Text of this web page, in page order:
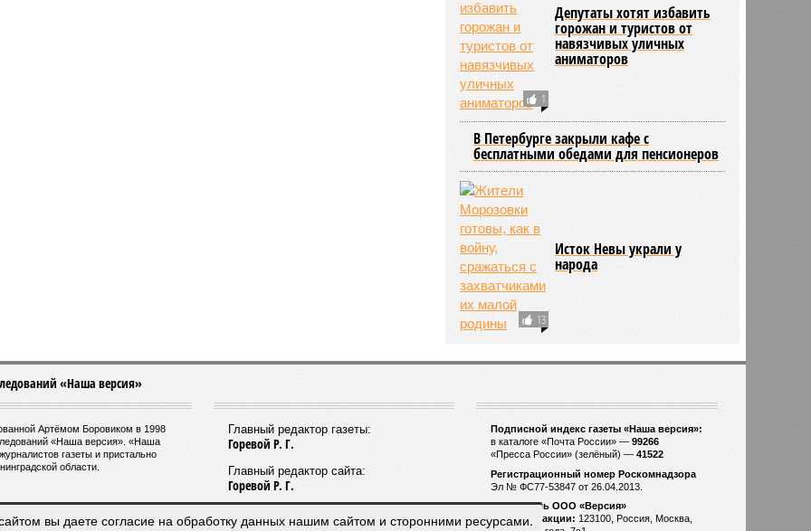
в городскую транспортную сеть. Это предполагает
единой системы тарифов и маршрутов, а также
расписаний электричек с городским
Комитета по транспорту Санкт-Петербурга
заявил
о приоритетности формирования основ
наземного метро. По его словам, шаги в этом
уже предпринимаются, начиная с запуска
В 2025 году такое движение было
1
Депутаты хотят избавить
горожан и туристов от
навязчивых уличных
аниматоров
В Петербурге закрыли кафе с
бесплатными обедами для пенсионеров
13
Исток Невы украли у
народа
вы даете согласие на обработку данных нашим сайтом и сторонними ресурсами.